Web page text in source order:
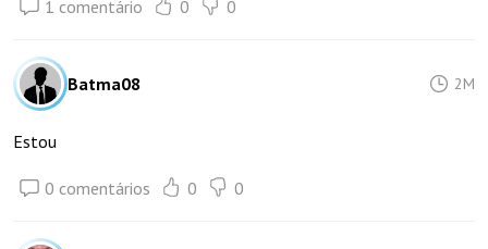
1 comentário 0 0
Batma08 2M
Estou
0 comentários 0 0